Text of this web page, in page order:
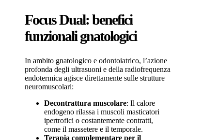
Focus Dual: benefici
funzionali gnatologici
In ambito gnatologico e odontoiatrico, l’azione
profonda degli ultrasuoni e della radiofrequenza
endotermica agisce direttamente sulle strutture
neuromuscolari:
Decontrattura muscolare: Il calore
endogeno rilassa i muscoli masticatori
ipertrofici o costantemente contratti,
come il massetere e il temporale.
Terapia complementare per il